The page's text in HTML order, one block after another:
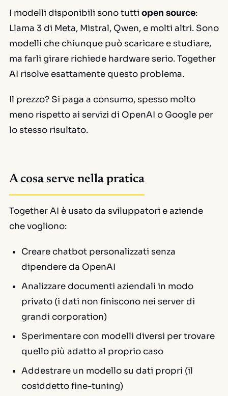
I modelli disponibili sono tutti open source:
Llama 3 di Meta, Mistral, Qwen, e molti altri. Sono
modelli che chiunque può scaricare e studiare,
ma farli girare richiede hardware serio. Together
AI risolve esattamente questo problema.
Il prezzo? Si paga a consumo, spesso molto
meno rispetto ai servizi di OpenAI o Google per
lo stesso risultato.
A cosa serve nella pratica
Together AI è usato da sviluppatori e aziende
che vogliono:
Creare chatbot personalizzati senza
dipendere da OpenAI
Analizzare documenti aziendali in modo
privato (i dati non finiscono nei server di
grandi corporation)
Sperimentare con modelli diversi per trovare
quello più adatto al proprio caso
Addestrare un modello su dati propri (il
cosiddettofine-tuning)